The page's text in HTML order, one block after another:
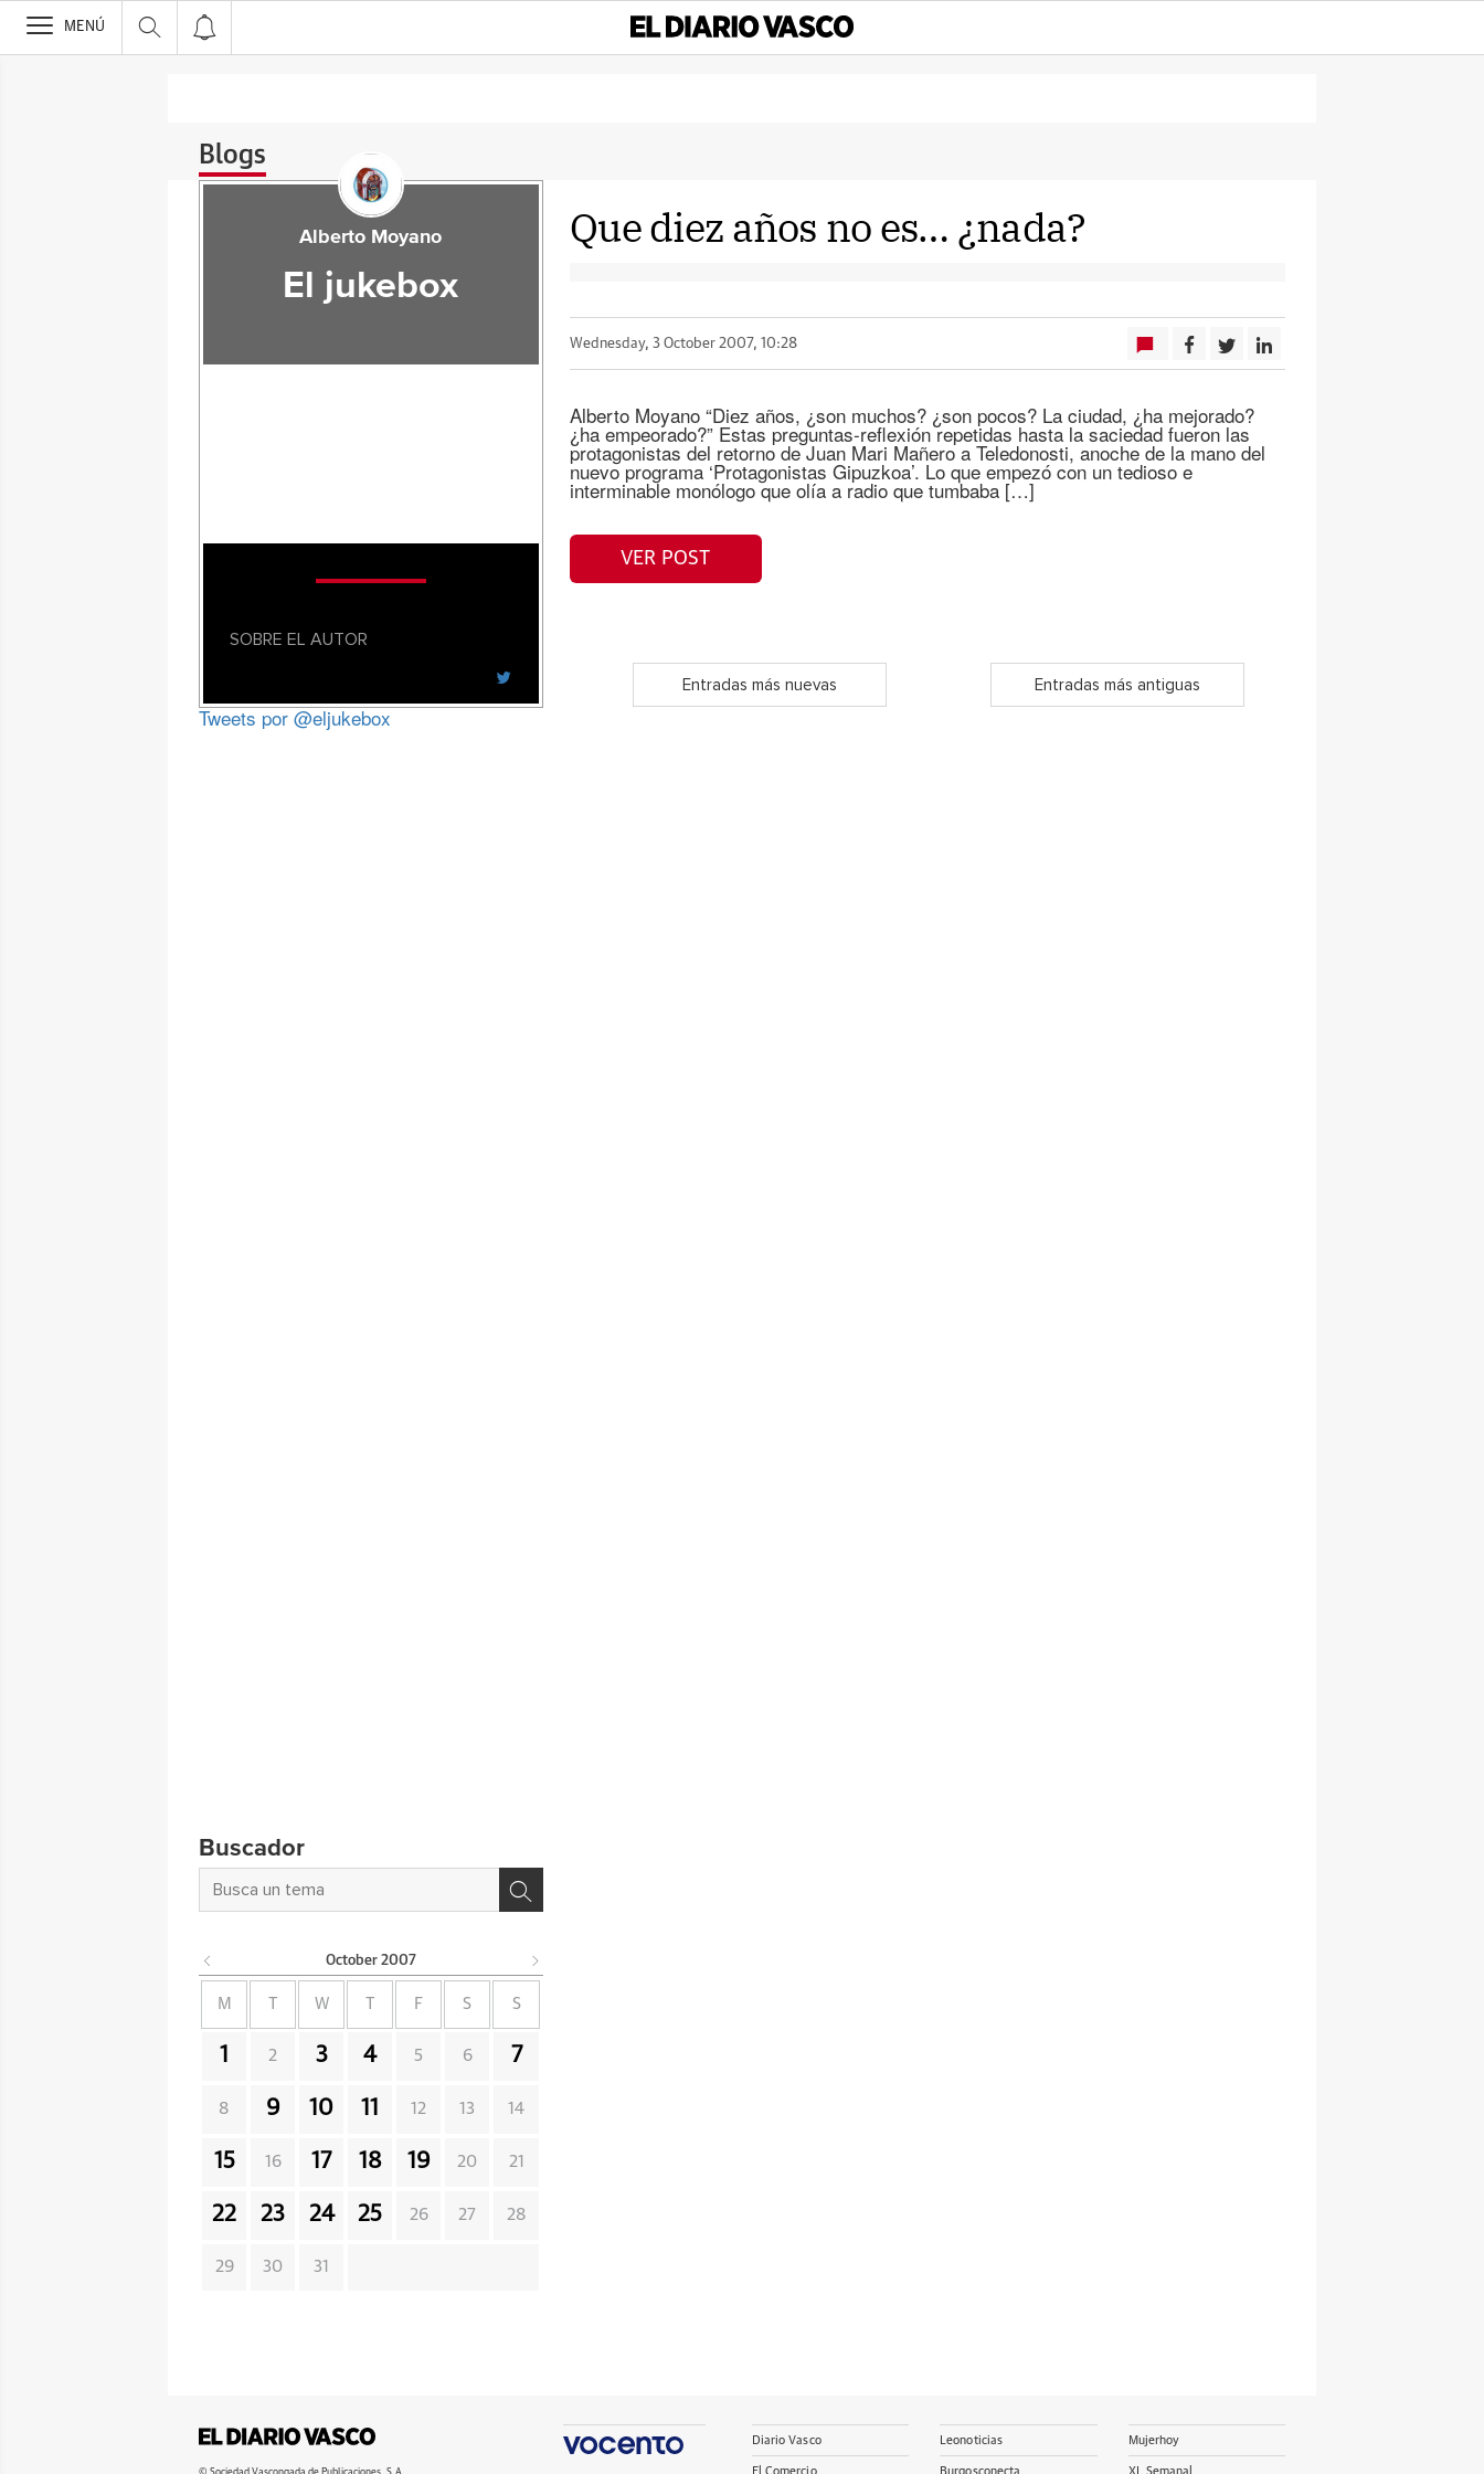
>
MENÚ
Blogs
Que diez años no es… ¿nada?
Wednesday, 3 October 2007, 10:28
Alberto Moyano “Diez años, ¿son muchos? ¿son pocos? La ciudad, ¿ha mejorado?
¿ha empeorado?” Estas preguntas-reflexión repetidas hasta la saciedad fueron las
protagonistas del retorno de Juan Mari Mañero a Teledonosti, anoche de la mano del
nuevo programa ‘Protagonistas Gipuzkoa’. Lo que empezó con un tedioso e
interminable monólogo que olía a radio que tumbaba […]
VER POST
Entradas más nuevas Entradas más antiguas
Alberto Moyano
El jukebox
SOBRE EL AUTOR
Tweets por @eljukebox
Buscador
October 2007
M W F S S
1 2 3 4 5 6 7
8 9 10 11 12 13 14
15 16 17 18 19 20 21
22 23 24 25 26 27 28
29 30 31
Diario Vasco
El Comercio
Leonoticias
Burgosconecta
Mujerhoy
XL Semanal